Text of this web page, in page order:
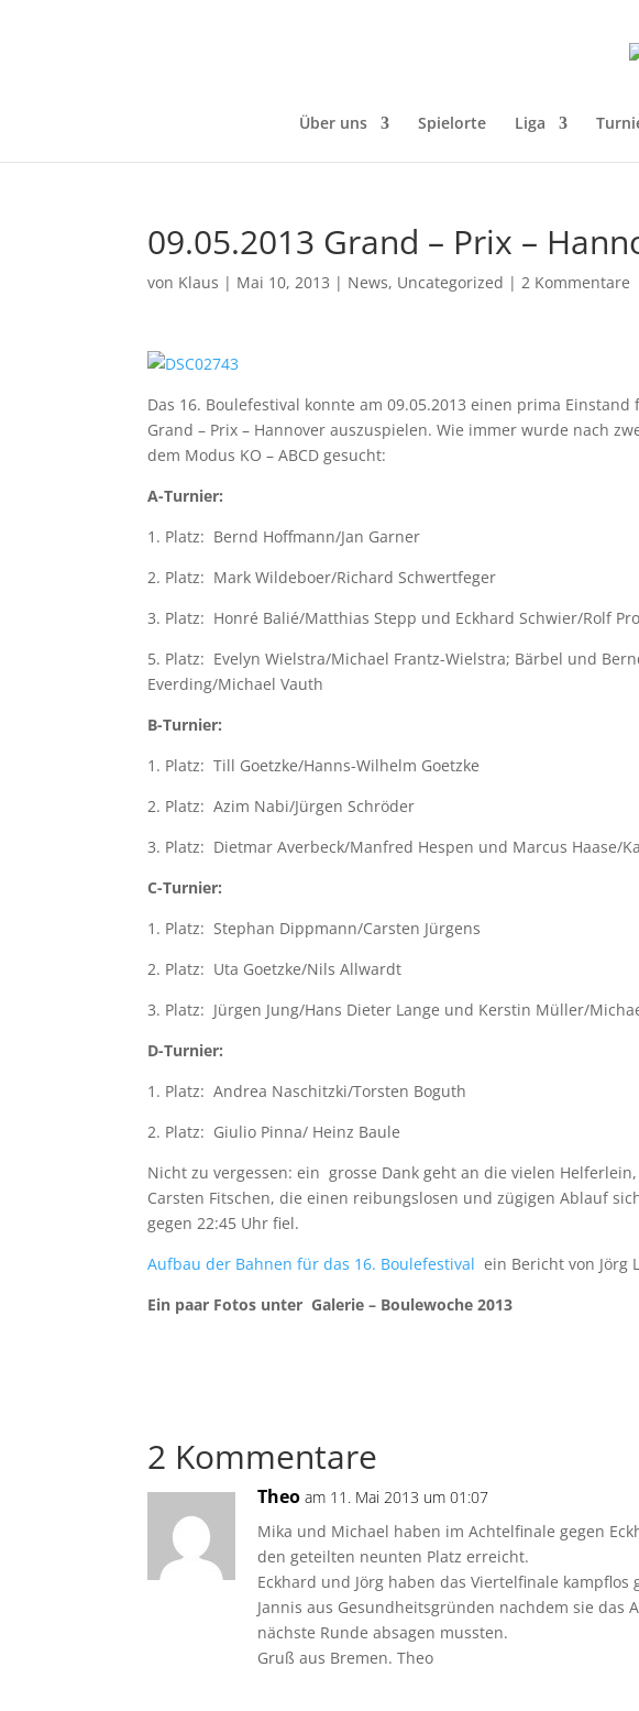
Über uns Spielorte Liga
09.05.2013 Grand – Prix –
von Klaus | Mai 10, 2013 | News, Uncategorized |2 Kommentare
Das 16. Boulefestival konnte am 09.05.2013 einen prima
Grand – Prix – Hannover auszuspielen. Wie immer wurde nach
dem Modus KO – ABCD gesucht:
A-Turnier:
1. Platz: Bernd Hoffmann/Jan Garner
2. Platz: Mark Wildeboer/Richard Schwertfeger
3. Platz: Honré Balié/Matthias Stepp und Eckhard Schwier/Rolf
5. Platz: Evelyn Wielstra/Michael Frantz-Wielstra; Bärbel und
Everding/Michael Vauth
B-Turnier:
1. Platz: Till Goetzke/Hanns-Wilhelm Goetzke
2. Platz: Azim Nabi/Jürgen Schröder
3. Platz: Dietmar Averbeck/Manfred Hespen und Marcus Haase/
C-Turnier:
1. Platz: Stephan Dippmann/Carsten Jürgens
2. Platz: Uta Goetzke/Nils Allwardt
3. Platz: Jürgen Jung/Hans Dieter Lange und Kerstin Müller/
D-Turnier:
1. Platz: Andrea Naschitzki/Torsten Boguth
2. Platz: Giulio Pinna/ Heinz Baule
Nicht zu vergessen: ein grosse Dank geht an die vielen
Carsten Fitschen, die einen reibungslosen und zügigen Ablauf
gegen 22:45 Uhr fiel.
Aufbau der Bahnen für das 16. Boulefestival ein Bericht von Jörg
Ein paar Fotos unter Galerie – Boulewoche 2013
2 Kommentare
Theo am 11. Mai 2013 um 01:07
Mika und Michael haben im Achtelfinale gegen
den geteilten neunten Platz erreicht.
Eckhard und Jörg haben das Viertelfinale
Jannis aus Gesundheitsgründen nachdem sie das
nächste Runde absagen mussten.
Gruß aus Bremen. Theo